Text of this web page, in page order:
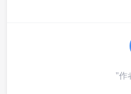
"作